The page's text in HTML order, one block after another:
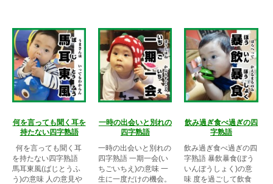
何を言っても聞く耳を
持たない四字熟語
何を言っても聞く耳
を持たない四字熟語
馬耳東風(ばじとうふ
う)の意味 人の意見や
一時の出会いと別れの
四字熟語
一時の出会いと別れの
四字熟語 一期一会(い
ちごいちえ)の意味 一
生に一度だけの機会。
飲み過ぎ食べ過ぎの四
字熟語
飲み過ぎ食べ過ぎの四
字熟語 暴飲暴食(ぼう
いんぼうしょく)の意
味 度を過ごして飲食